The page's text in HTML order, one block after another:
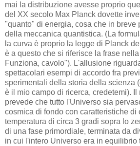
mai la distribuzione avesse proprio
del XX secolo Max Planck dovette
"quanto" di energia, cosa che in breve
della meccanica quantistica. (La
la curva è proprio la legge di Planck
è a questo che si riferisce la frase
Funziona, cavolo"). L'allusione
spettacolari esempi di accordo fra
sperimentali della storia della scienza
è il mio campo di ricerca, credetemi).
prevede che tutto l'Universo sia
cosmica di fondo con caratteristiche di
temperatura di circa 3 gradi sopra lo
di una fase primordiale, terminata da
in cui l'intero Universo era in equilibrio